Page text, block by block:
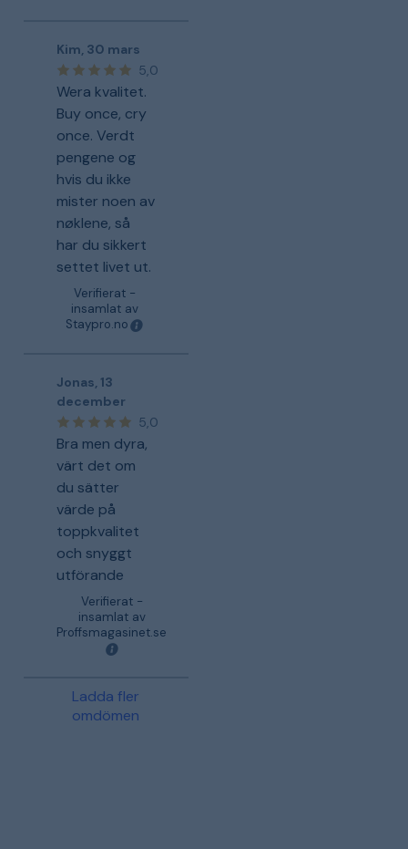
Kim 30 mars
5,0
Wera kvalitet.
Buy once, cry
once. Verdt
pengene og
hvis du ikke
mister noen av
nøklene, så
har du sikkert
settet livet ut.
Verifierat -
insamlat av
Staypro.no
Jonas 13
december
5,0
Bra men dyra,
värt det om
du sätter
värde på
toppkvalitet
och snyggt
utförande
Verifierat -
insamlat av
Proffsmagasinet.se
Ladda fler
omdömen